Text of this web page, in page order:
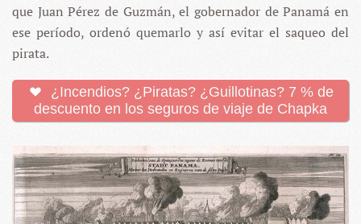
que Juan Pérez de Guzmán, el gobernador de Panamá en
ese período, ordenó quemarlo y así evitar el saqueo del
pirata.
¿Incendios? ¿Piratas? ¿Guillotinas? 7 % de
descuento en los seguros de viaje de Chapka